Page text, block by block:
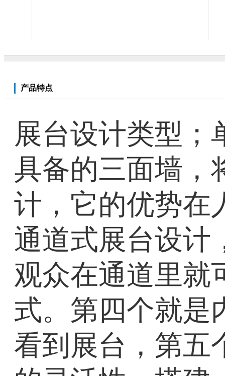
产品特点
展台设计类型；
具备的三面墙，
计，它的优势在
通道式展台设计
观众在通道里就
式。第四个就是
看到展台，第五